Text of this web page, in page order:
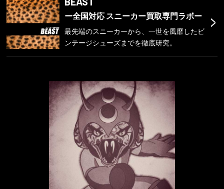
>
ー全国対応 スニーカー買取専門ラボー
最先端のスニーカーから、一世を風靡したビ
ンテージシューズまでを徹底研究。